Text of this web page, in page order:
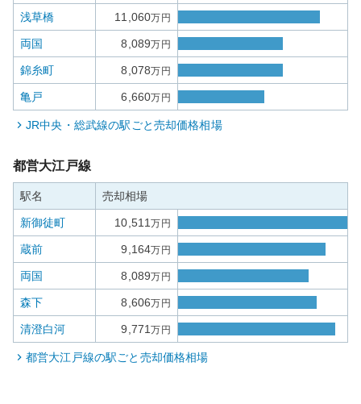
浅草橋 11,060万円
両国 8,089万円
錦糸町 8,078万円
亀戸 6,660万円
JR中央・総武線の駅ごと売却価格相場
都営大江戸線
駅名 売却相場
新御徒町 10,511万円
蔵前 9,164万円
両国 8,089万円
森下 8,606万円
清澄白河 9,771万円
都営大江戸線の駅ごと売却価格相場